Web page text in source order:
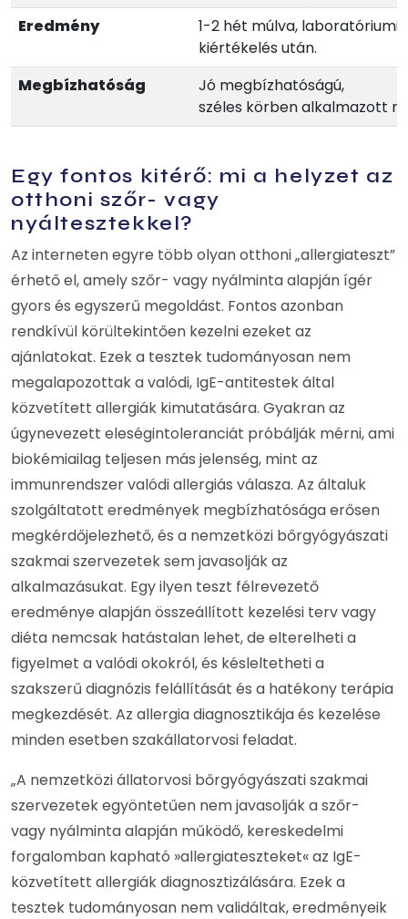
Eredmény
1-2 hét múlva, laboratóriumi
kiértékelés után.
Megbízhatóság
Jó megbízhatóságú,
széles körben alkalmazott
Egy fontos kitérő: mi a helyzet az
otthoni szőr- vagy
nyáltesztekkel?
Az interneten egyre több olyan otthoni „allergiateszt”
érhető el, amely szőr- vagy nyálminta alapján ígér
gyors és egyszerű megoldást. Fontos azonban
rendkívül körültekintően kezelni ezeket az
ajánlatokat. Ezek a tesztek tudományosan nem
megalapozottak a valódi, IgE-antitestek által
közvetített allergiák kimutatására. Gyakran az
úgynevezett eleségintoleranciát próbálják mérni, ami
biokémiailag teljesen más jelenség, mint az
immunrendszer valódi allergiás válasza. Az általuk
szolgáltatott eredmények megbízhatósága erősen
megkérdőjelezhető, és a nemzetközi bőrgyógyászati
szakmai szervezetek sem javasolják az
alkalmazásukat. Egy ilyen teszt félrevezető
eredménye alapján összeállított kezelési terv vagy
diéta nemcsak hatástalan lehet, de elterelheti a
figyelmet a valódi okokról, és késleltetheti a
szakszerű diagnózis felállítását és a hatékony terápia
megkezdését. Az allergia diagnosztikája és kezelése
minden esetben szakállatorvosi feladat.
„A nemzetközi állatorvosi bőrgyógyászati szakmai
szervezetek egyöntetűen nem javasolják a szőr-
vagy nyálminta alapján működő, kereskedelmi
forgalomban kapható »allergiateszteket« az IgE-
közvetített allergiák diagnosztizálására. Ezek a
tesztek tudományosan nem validáltak, eredményeik